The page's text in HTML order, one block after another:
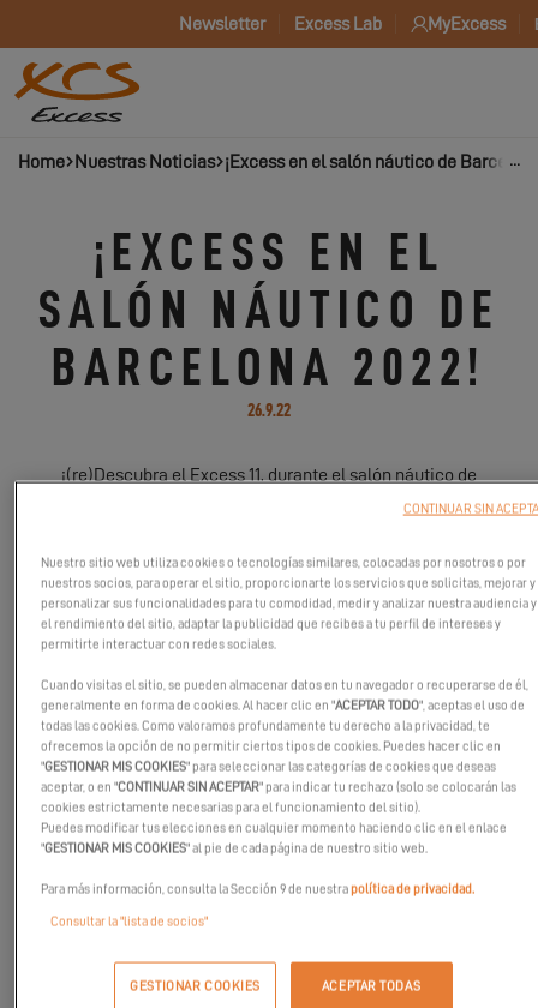
Newsletter Excess Lab MyExcess
Home Nuestras Noticias ¡Excess en el salón náutico de
¡EXCESS EN EL
SALÓN NÁUTICO DE
BARCELONA 2022!
26.9.22
¡(re)Descubra el Excess 11, durante el salón náutico de
El prestigioso Salón Náutico de Barcelona, España, se celebrará
del 12 al 16 de octubre. Nuestros equipos estarán presentes a
Nuestro sitio web utiliza cookies o tecnologías similares, colocadas por nosotros o por
nuestros socios, para operar el sitio, proporcionarte los servicios que solicitas, mejorar y
personalizar sus funcionalidades para tu comodidad, medir y analizar nuestra audiencia y
el rendimiento del sitio, adaptar la publicidad que recibes a tu perfil de intereses y
permitirte interactuar con redes sociales.
Cuando visitas el sitio, se pueden almacenar datos en tu navegador o recuperarse de él,
generalmente en forma de cookies. Al hacer clic en "ACEPTAR TODO", aceptas el uso de
todas las cookies. Como valoramos profundamente tu derecho a la privacidad, te
ofrecemos la opción de no permitir ciertos tipos de cookies. Puedes hacer clic en
"GESTIONAR MIS COOKIES" para seleccionar las categorías de cookies que deseas
aceptar, o en "CONTINUAR SIN ACEPTAR" para indicar tu rechazo (solo se colocarán las
cookies estrictamente necesarias para el funcionamiento del sitio).
Puedes modificar tus elecciones en cualquier momento haciendo clic en el enlace
"GESTIONAR MIS COOKIES" al pie de cada página de nuestro sitio web.
Para más información, consulta la Sección 9 de nuestrapolítica de privacidad.
Consultar la "lista de socios"
GESTIONAR COOKIES ACEPTAR TODAS
CONTINUAR SIN